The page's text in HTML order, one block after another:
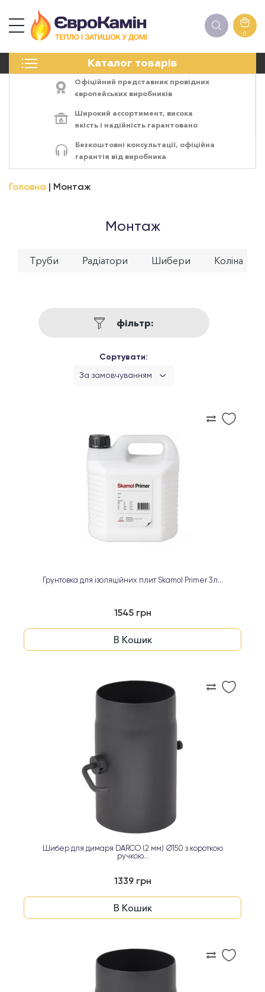
0
Каталог товарів
ПЕЧІ
ЕЛЕКТРОКАМІНИ
АКСЕСУАРИ
Офіційний представник провідних
європейських виробників
Широкий ассортимент, висока
якість і надійність гарантовано
Безкоштовні консультації, офіційна
гарантія від виробника
Головна Монтаж
Монтаж
Труби Радіатори Шибери Коліна
фільтр:
Сортувати:
За замовчуванням
Ґрунтовка для ізоляційних плит Skamol Primer 3л...
1545 грн
В Кошик
Шибер для димаря DARCO (2 мм) Ø150 з короткою
ручкою...
1339 грн
В Кошик